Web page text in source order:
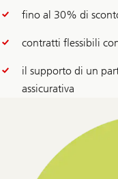
fino al 30% di
contratti flessibili
il supporto di un
assicurativa